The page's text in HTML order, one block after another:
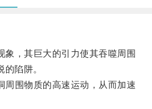
，其巨大的引力使其吞噬周围
陷阱。
围物质的高速运动，从而加速